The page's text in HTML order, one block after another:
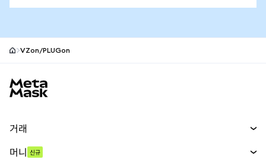
VZon/PLUGon
거래
머니 신규